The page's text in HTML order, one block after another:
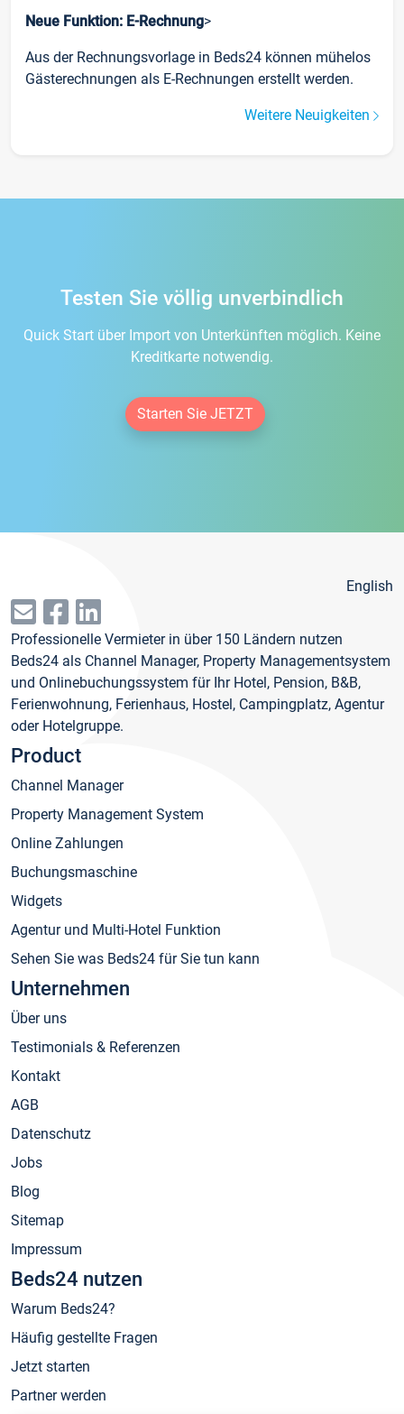
Neue Funktion: E-Rechnung>
Aus der Rechnungsvorlage in Beds24 können mühelos
Gästerechnungen als E-Rechnungen erstellt werden.
Weitere Neuigkeiten
Testen Sie völlig unverbindlich
Quick Start über Import von Unterkünften möglich. Keine
Kreditkarte notwendig.
Starten Sie JETZT
English
Professionelle Vermieter in über 150 Ländern nutzen
Beds24 als Channel Manager, Property Managementsystem
und Onlinebuchungssystem für Ihr Hotel, Pension, B&B,
Ferienwohnung, Ferienhaus, Hostel, Campingplatz, Agentur
oder Hotelgruppe.
Product
Channel Manager
Property Management System
Online Zahlungen
Buchungsmaschine
Widgets
Agentur und Multi-Hotel Funktion
Sehen Sie was Beds24 für Sie tun kann
Unternehmen
Über uns
Testimonials & Referenzen
Kontakt
AGB
Datenschutz
Jobs
Blog
Sitemap
Impressum
Beds24 nutzen
Warum Beds24?
Häufig gestellte Fragen
Jetzt starten
Partner werden